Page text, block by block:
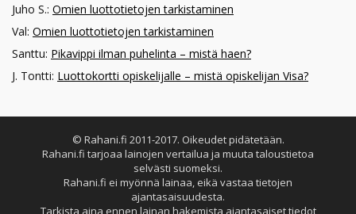
Juho S.: Omien luottotietojen tarkistaminen
Val: Omien luottotietojen tarkistaminen
Santtu: Pikavippi ilman puhelinta – mistä haen?
J. Tontti: Luottokortti opiskelijalle – mistä opiskelijan Visa?
© Rahani.fi 2011-2017. Oikeudet pidätetään.
Rahani.fi tarjoaa lainojen vertailua ja muuta taloustietoa
selvästi suomeksi.
Rahani.fi ei myönnä lainaa, eikä vastaa tietojen
ajantasaisuudesta.
Tarkista aina ennen lainan hakemista ajantasaiset tiedot